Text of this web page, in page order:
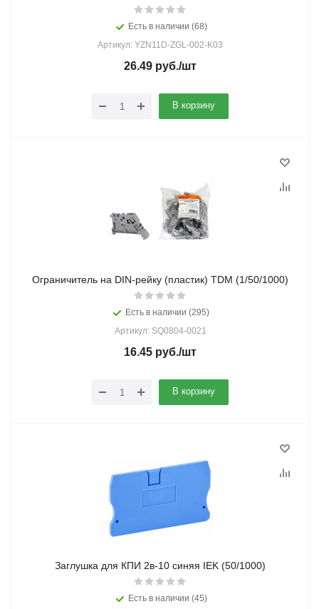
Есть в наличии (68)
Артикул: YZN11D-ZGL-002-K03
26.49 руб./шт
В корзину
Ограничитель на DIN-рейку (пластик) TDM (1/50/1000)
Есть в наличии (295)
Артикул: SQ0804-0021
16.45 руб./шт
В корзину
Заглушка для КПИ 2в-10 синяя IEK (50/1000)
Есть в наличии (45)